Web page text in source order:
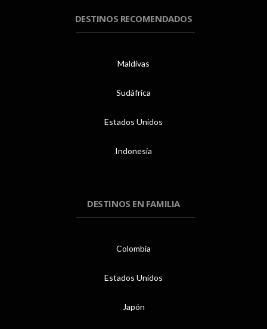
DESTINOS RECOMENDADOS
Maldivas
Sudáfrica
Estados Unidos
Indonesia
DESTINOS EN FAMILIA
Colombia
Estados Unidos
Japón